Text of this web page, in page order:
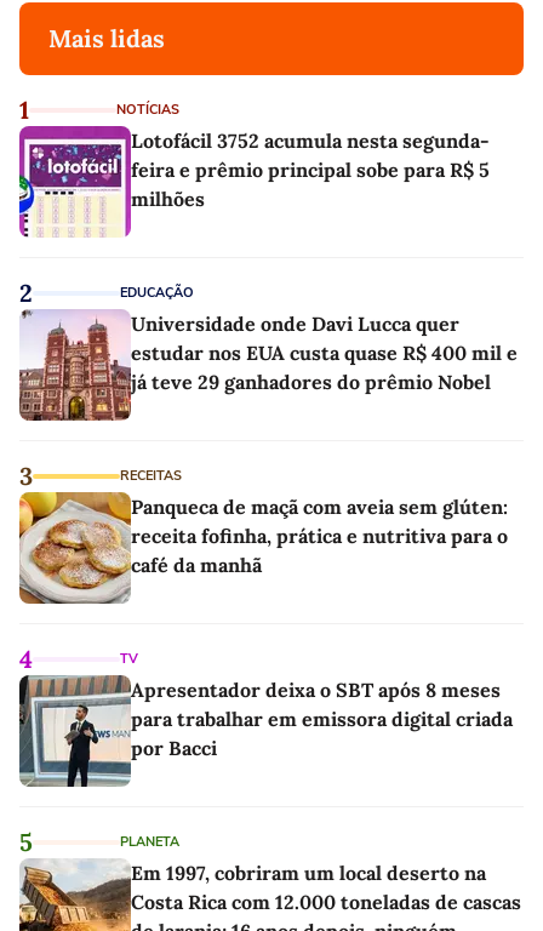
Mais lidas
1 NOTÍCIAS
Lotofácil 3752 acumula nesta segunda-
feira e prêmio principal sobe para R$ 5
milhões
2 EDUCAÇÃO
Universidade onde Davi Lucca quer
estudar nos EUA custa quase R$ 400 mil e
já teve 29 ganhadores do prêmio Nobel
3 RECEITAS
Panqueca de maçã com aveia sem glúten:
receita fofinha, prática e nutritiva para o
café da manhã
4 TV
Apresentador deixa o SBT após 8 meses
para trabalhar em emissora digital criada
por Bacci
5 PLANETA
Em 1997, cobriram um local deserto na
Costa Rica com 12.000 toneladas de cascas